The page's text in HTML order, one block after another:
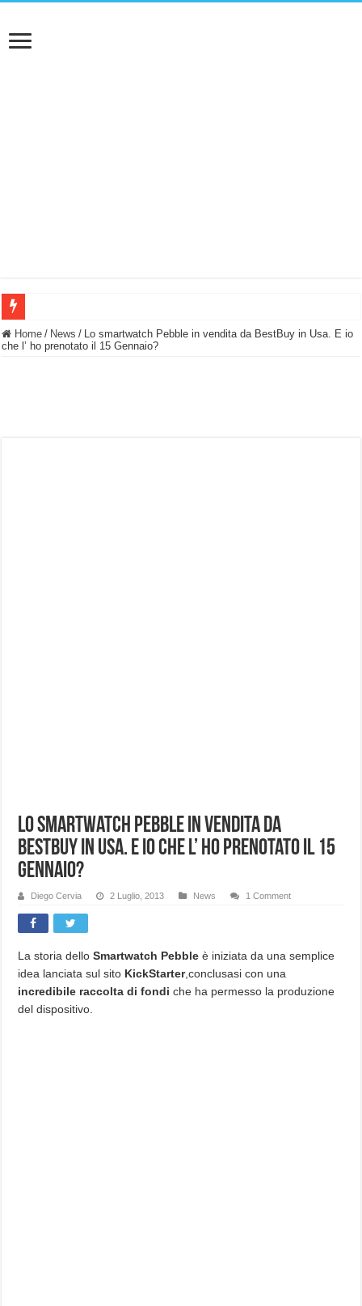
BASTA FATICARE! Questo robot tagliaerba lo appoggi e fa tutto lui! (Senza
Home / News / Lo smartwatch Pebble in vendita da BestBuy in Usa. E io
che l’ ho prenotato il 15 Gennaio?
Lo smartwatch Pebble in vendita da
BestBuy in Usa. E io che l’ ho prenotato il 15
Gennaio?
Diego Cervia 2 Luglio, 2013 News 1 Comment
La storia delloSmartwatch Pebble è iniziata da una semplice
idea lanciata sul sito KickStarter,conclusasi con una
incredibile raccolta di fondi che ha permesso la produzione
del dispositivo.